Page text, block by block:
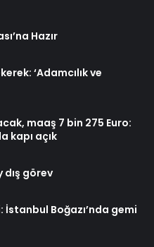
Hazır
‘Adamcılık ve
maaş 7 bin 275 Euro:
kapı açık
dış görev
Boğazı’nda gemi